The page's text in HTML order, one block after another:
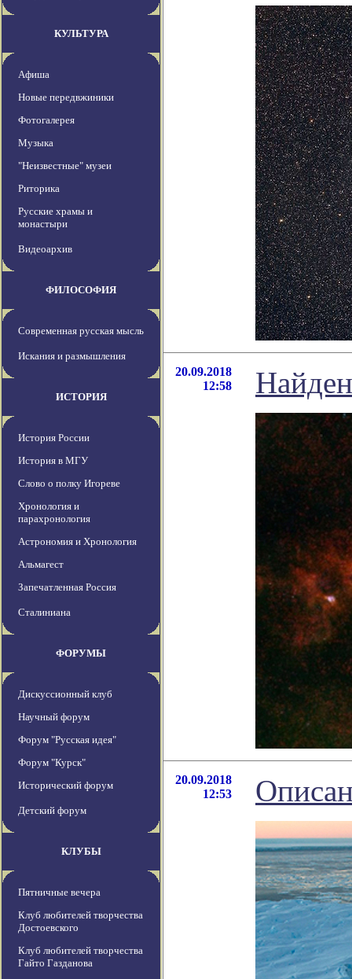
КУЛЬТУРА
Афиша
Новые передвжиники
Фотогалерея
Музыка
"Неизвестные" музеи
Риторика
Русские храмы и
монастыри
Видеоархив
ФИЛОСОФИЯ
Современная русская мысль
Искания и размышления
ИСТОРИЯ
История России
История в МГУ
Слово о полку Игореве
Хронология и
парахронология
Астрономия и Хронология
Альмагест
Запечатленная Россия
Сталиниана
ФОРУМЫ
Дискуссионный клуб
Научный форум
Форум "Русская идея"
Форум "Курск"
Исторический форум
Детский форум
КЛУБЫ
Пятничные вечера
Клуб любителей творчества
Достоевского
Клуб любителей творчества
Гайто Газданова
20.09.2018
12:58
20.09.2018
12:53